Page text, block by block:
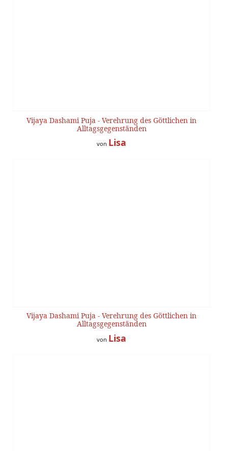
Vijaya Dashami Puja - Verehrung des Göttlichen in
Alltagsgegenständen
von Lisa
Vijaya Dashami Puja - Verehrung des Göttlichen in
Alltagsgegenständen
von Lisa